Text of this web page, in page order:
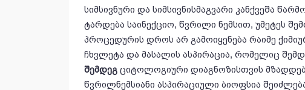
სიმსივნური და სიმსივნისმაგვარი კანქვეშა
ტარდება საინექციო, წვრილი ნემსით, უმეტეს
პროცედურის დროს არ გამოიყენება რაიმე
ჩხვლეტა და მასალის ასპირაცია, რომელიც
შემდეგ ციტოლოგიური დიაგნოზისთვის
წვრილნემსიანი ასპირაციული ბიოფსია